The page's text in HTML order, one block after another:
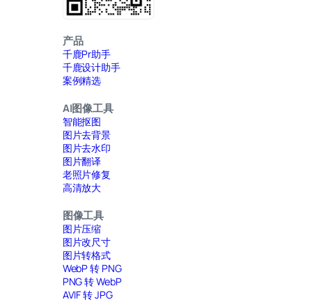
产品
千鹿Pr助手
千鹿设计助手
案例精选
AI图像工具
智能抠图
图片去背景
图片去水印
图片翻译
老照片修复
高清放大
图像工具
图片压缩
图片改尺寸
图片转格式
WebP 转 PNG
PNG 转 WebP
AVIF 转 JPG